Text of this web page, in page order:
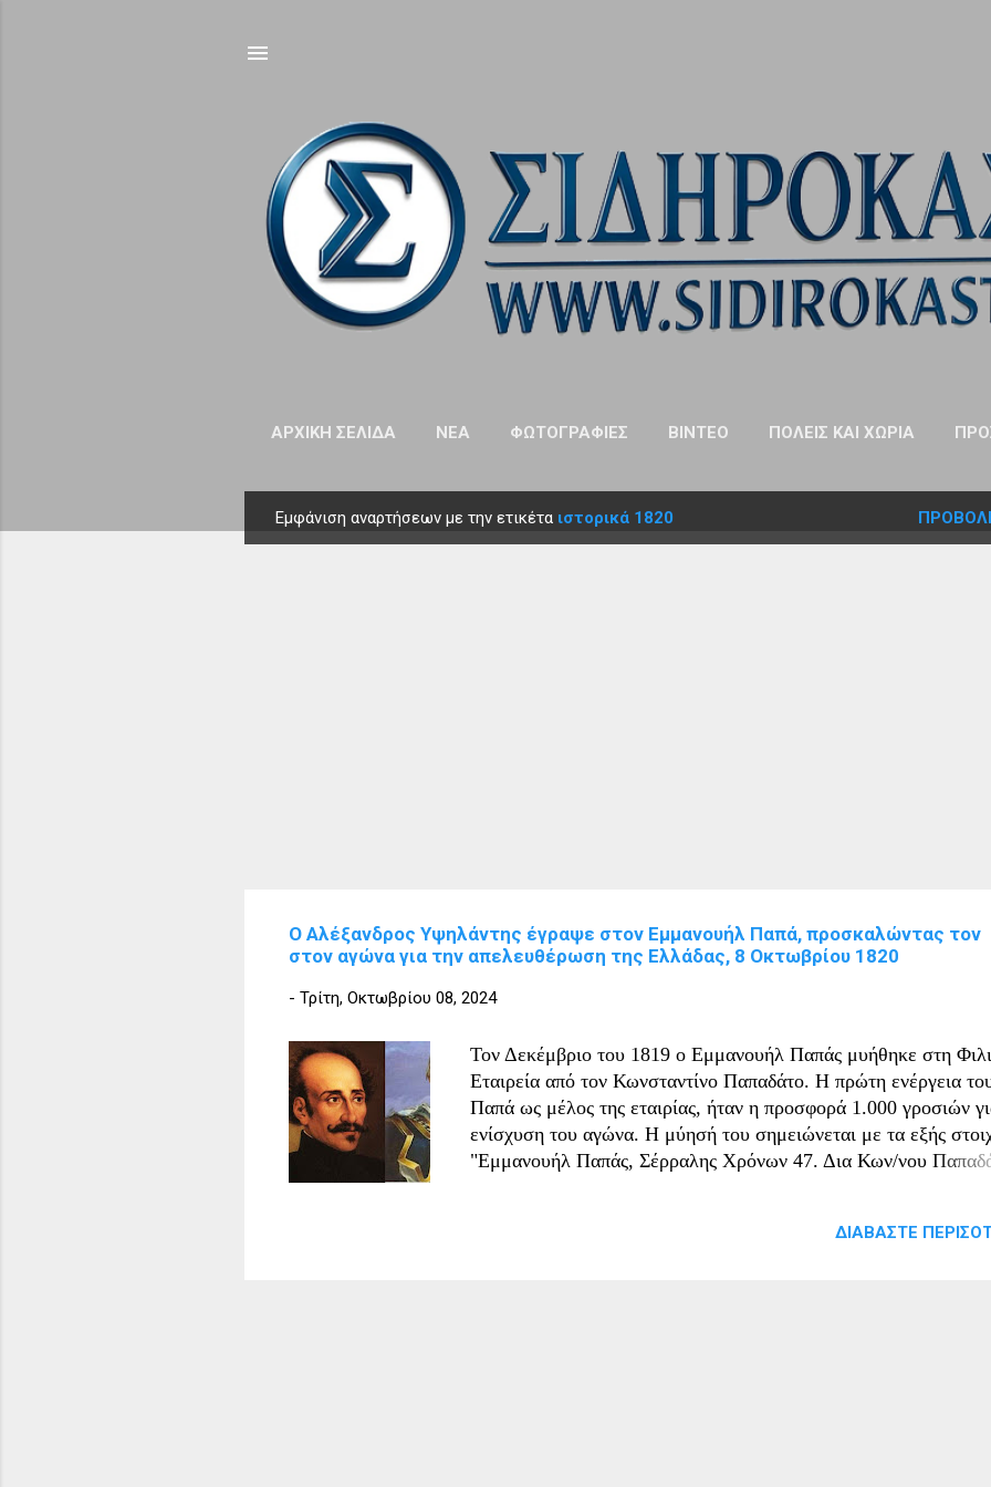
ΑΡΧΙΚΉ ΣΕΛΊΔΑ NΈΑ ΦΩΤΟΓΡΑΦΊΕΣ ΒΊΝΤΕΟ ΠΌΛΕΙΣ ΚΑΙ ΧΩΡΙΆ
Εμφάνιση αναρτήσεων με την ετικέτα ιστορικά 1820
Ο Αλέξανδρος Υψηλάντης έγραψε στον Εμμανουήλ Παπά, προσκαλώντας τον
στον αγώνα για την απελευθέρωση της Ελλάδας, 8 Οκτωβρίου 1820
- Τρίτη, Οκτωβρίου 08, 2024
Τον Δεκέμβριο του 1819 ο Εμμανουήλ Παπάς μυήθηκε στη
Εταιρεία από τον Κωνσταντίνο Παπαδάτο. Η πρώτη ενέργεια
Παπά ως μέλος της εταιρίας, ήταν η προσφορά 1.000 γροσιών
ενίσχυση του αγώνα. Η μύησή του σημειώνεται με τα εξής
"Εμμανουήλ Παπάς, Σέρραλης Χρόνων 47. Δια Κων/νου
συνεργάστηκε με τους Φιλικούς Κ. Κουμπάρη και Γ. Σταματά
ΔΙΑΒΆΣΤΕ